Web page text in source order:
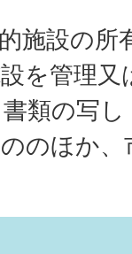
施設の所
を管理
類の写し
のほか